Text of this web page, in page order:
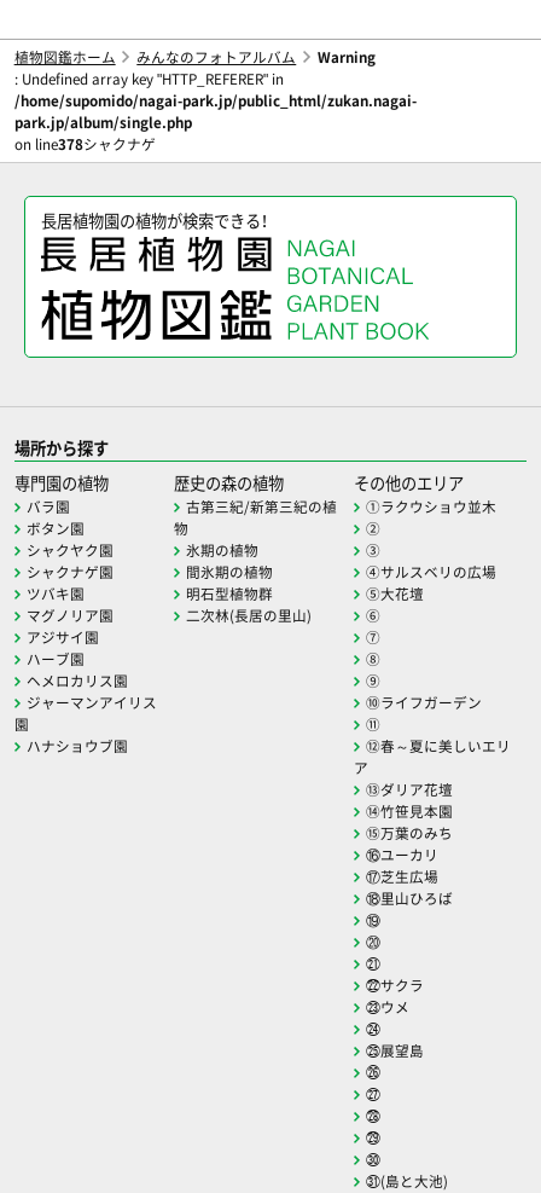
植物図鑑ホーム みんなのフォトアルバム
Warning
: Undefined array key "HTTP_REFERER" in
/home/supomido/nagai-park.jp/public_html/zukan.nagai-
park.jp/album/single.php
on line378シャクナゲ
長居植物園の植物が検索できる！
場所から探す
専門園の植物
バラ園
ボタン園
シャクヤク園
シャクナゲ園
ツバキ園
マグノリア園
アジサイ園
ハーブ園
ヘメロカリス園
ジャーマンアイリス
園
ハナショウブ園
歴史の森の植物
古第三紀/新第三紀の植
物
氷期の植物
間氷期の植物
明石型植物群
二次林(長居の里山)
その他のエリア
①ラクウショウ並木
②
③
④サルスベリの広場
⑤大花壇
⑥
⑦
⑧
⑨
⑩ライフガーデン
⑪
⑫春～夏に美しいエリ
ア
⑬ダリア花壇
⑭竹笹見本園
⑮万葉のみち
⑯ユーカリ
⑰芝生広場
⑱里山ひろば
⑲
⑳
㉑
㉒サクラ
㉓ウメ
㉔
㉕展望島
㉖
㉗
㉘
㉙
㉚
㉛(島と大池)